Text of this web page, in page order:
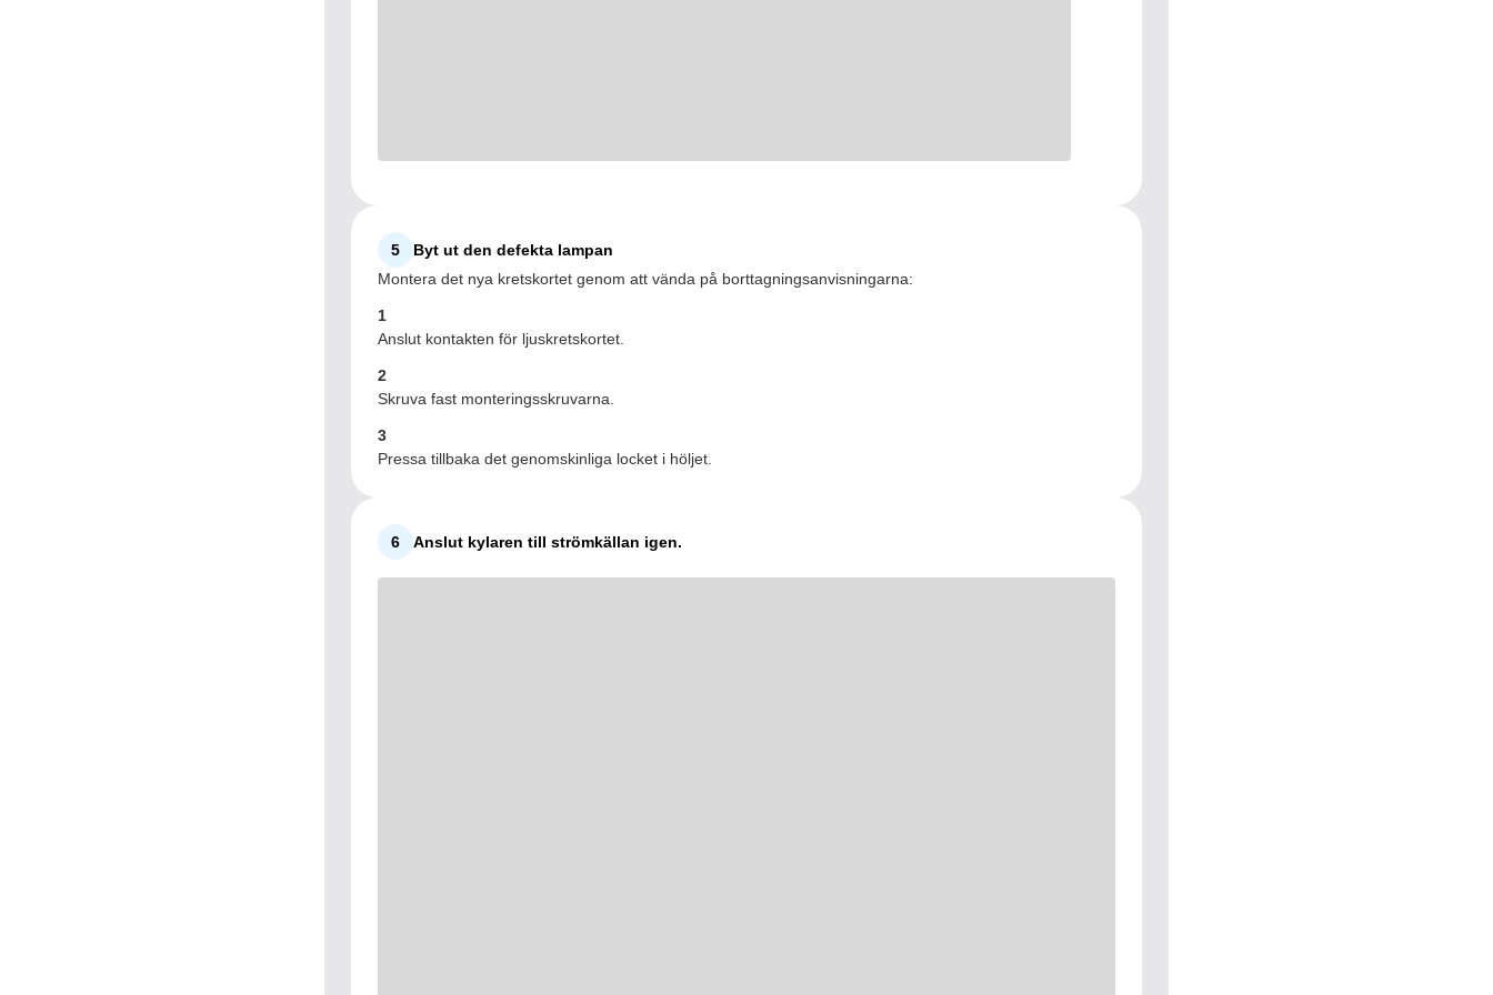
5
Byt ut den defekta lampan
Montera det nya kretskortet genom att vända på borttagningsanvisningarna:
1
Anslut kontakten för ljuskretskortet.
2
Skruva fast monteringsskruvarna.
3
Pressa tillbaka det genomskinliga locket i höljet.
6 Anslut kylaren till strömkällan igen.